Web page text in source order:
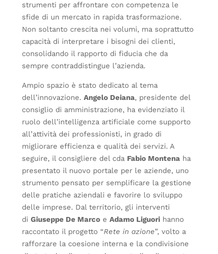
strumenti per affrontare con competenza le
sfide di un mercato in rapida trasformazione.
Non soltanto crescita nei volumi, ma soprattutto
capacità di interpretare i bisogni dei clienti,
consolidando il rapporto di fiducia che da
sempre contraddistingue l’azienda.
Ampio spazio è stato dedicato al tema
dell’innovazione. Angelo Deiana, presidente del
consiglio di amministrazione, ha evidenziato il
ruolo dell’intelligenza artificiale come supporto
all’attività dei professionisti, in grado di
migliorare efficienza e qualità dei servizi. A
seguire, il consigliere del cda Fabio Montena ha
presentato il nuovo portale per le aziende, uno
strumento pensato per semplificare la gestione
delle pratiche aziendali e favorire lo sviluppo
delle imprese. Dal territorio, gli interventi
di Giuseppe De Marco e Adamo Liguori hanno
raccontato il progetto “Rete in azione”, volto a
rafforzare la coesione interna e la condivisione